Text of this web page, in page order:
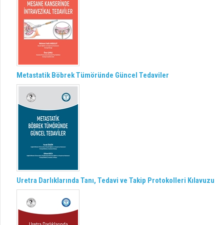
Metastatik Böbrek Tümöründe Güncel Tedaviler
Uretra Darlıklarında Tanı, Tedavi ve Takip Protokolleri Kılavuzu